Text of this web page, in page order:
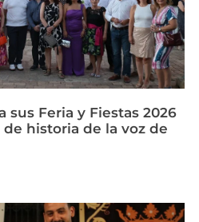
sus Feria y Fiestas 2026
historia de la voz de